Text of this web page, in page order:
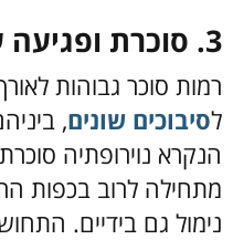
3. סוכרת ופגיעה עצבית
רמות סוכר גבוהות
לסיבוכים שונים,
הנקרא נוירופתיה
מתחילה לרוב בכפות
נימול גם בידיים.